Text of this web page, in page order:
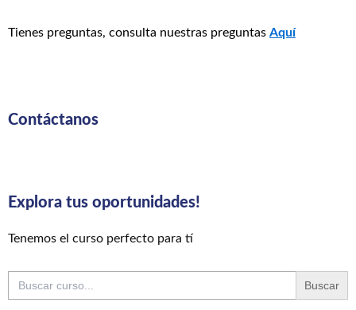
Tienes preguntas, consulta nuestras preguntas Aquí
Contáctanos
Explora tus oportunidades!
Tenemos el curso perfecto para tí
Buscar: